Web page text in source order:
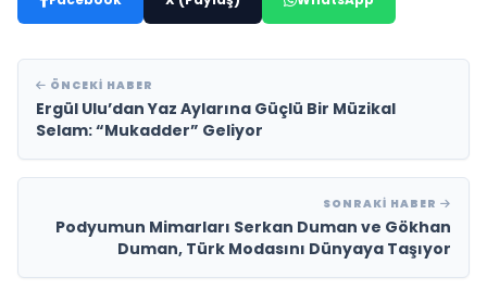
ÖNCEKI HABER
Ergül Ulu’dan Yaz Aylarına Güçlü Bir Müzikal
Selam: “Mukadder” Geliyor
SONRAKI HABER
Podyumun Mimarları Serkan Duman ve Gökhan
Duman, Türk Modasını Dünyaya Taşıyor